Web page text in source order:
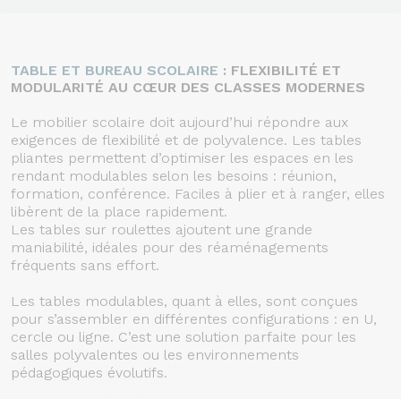
TABLE ET BUREAU SCOLAIRE : FLEXIBILITÉ ET
MODULARITÉ AU CŒUR DES CLASSES MODERNES
Le mobilier scolaire doit aujourd’hui répondre aux
exigences de flexibilité et de polyvalence. Les tables
pliantes permettent d’optimiser les espaces en les
rendant modulables selon les besoins : réunion,
formation, conférence. Faciles à plier et à ranger, elles
libèrent de la place rapidement.
Les tables sur roulettes ajoutent une grande
maniabilité, idéales pour des réaménagements
fréquents sans effort.
Les tables modulables, quant à elles, sont conçues
pour s’assembler en différentes configurations : en U,
cercle ou ligne. C’est une solution parfaite pour les
salles polyvalentes ou les environnements
pédagogiques évolutifs.